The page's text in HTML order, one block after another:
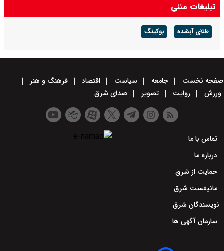
تبلیغات متنی
طلای آبشده بوکینگ
صفحه نخست جامعه سیاست اقتصاد
فرهنگ و هنر
ورزش
روایت تصویر صدای شرق
تماس با ما
درباره ما
حمایت از شرق
مانیفست شرق
نویسندگان شرق
سازمان آگهی ها